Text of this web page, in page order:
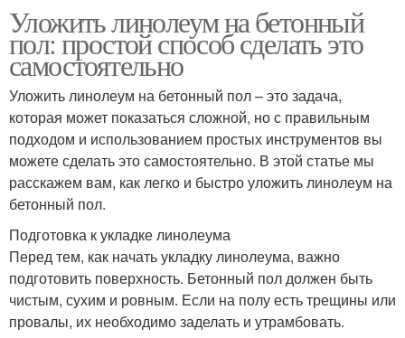
Уложить линолеум на бетонный
пол: простой способ сделать это
самостоятельно
Уложить линолеум на бетонный пол – это задача,
которая может показаться сложной, но с правильным
подходом и использованием простых инструментов вы
можете сделать это самостоятельно. В этой статье мы
расскажем вам, как легко и быстро уложить линолеум на
бетонный пол.
Подготовка к укладке линолеума
Перед тем, как начать укладку линолеума, важно
подготовить поверхность. Бетонный пол должен быть
чистым, сухим и ровным. Если на полу есть трещины или
провалы, их необходимо заделать и утрамбовать.